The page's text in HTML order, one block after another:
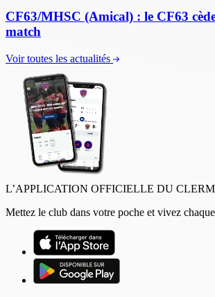
CF63/MHSC (Amical) : le CF63
match
Voir toutes les actualités
L’APPLICATION OFFICIELLE DU
Mettez le club dans votre poche et vivez